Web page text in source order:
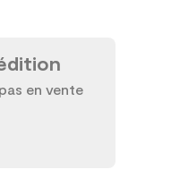
en vente